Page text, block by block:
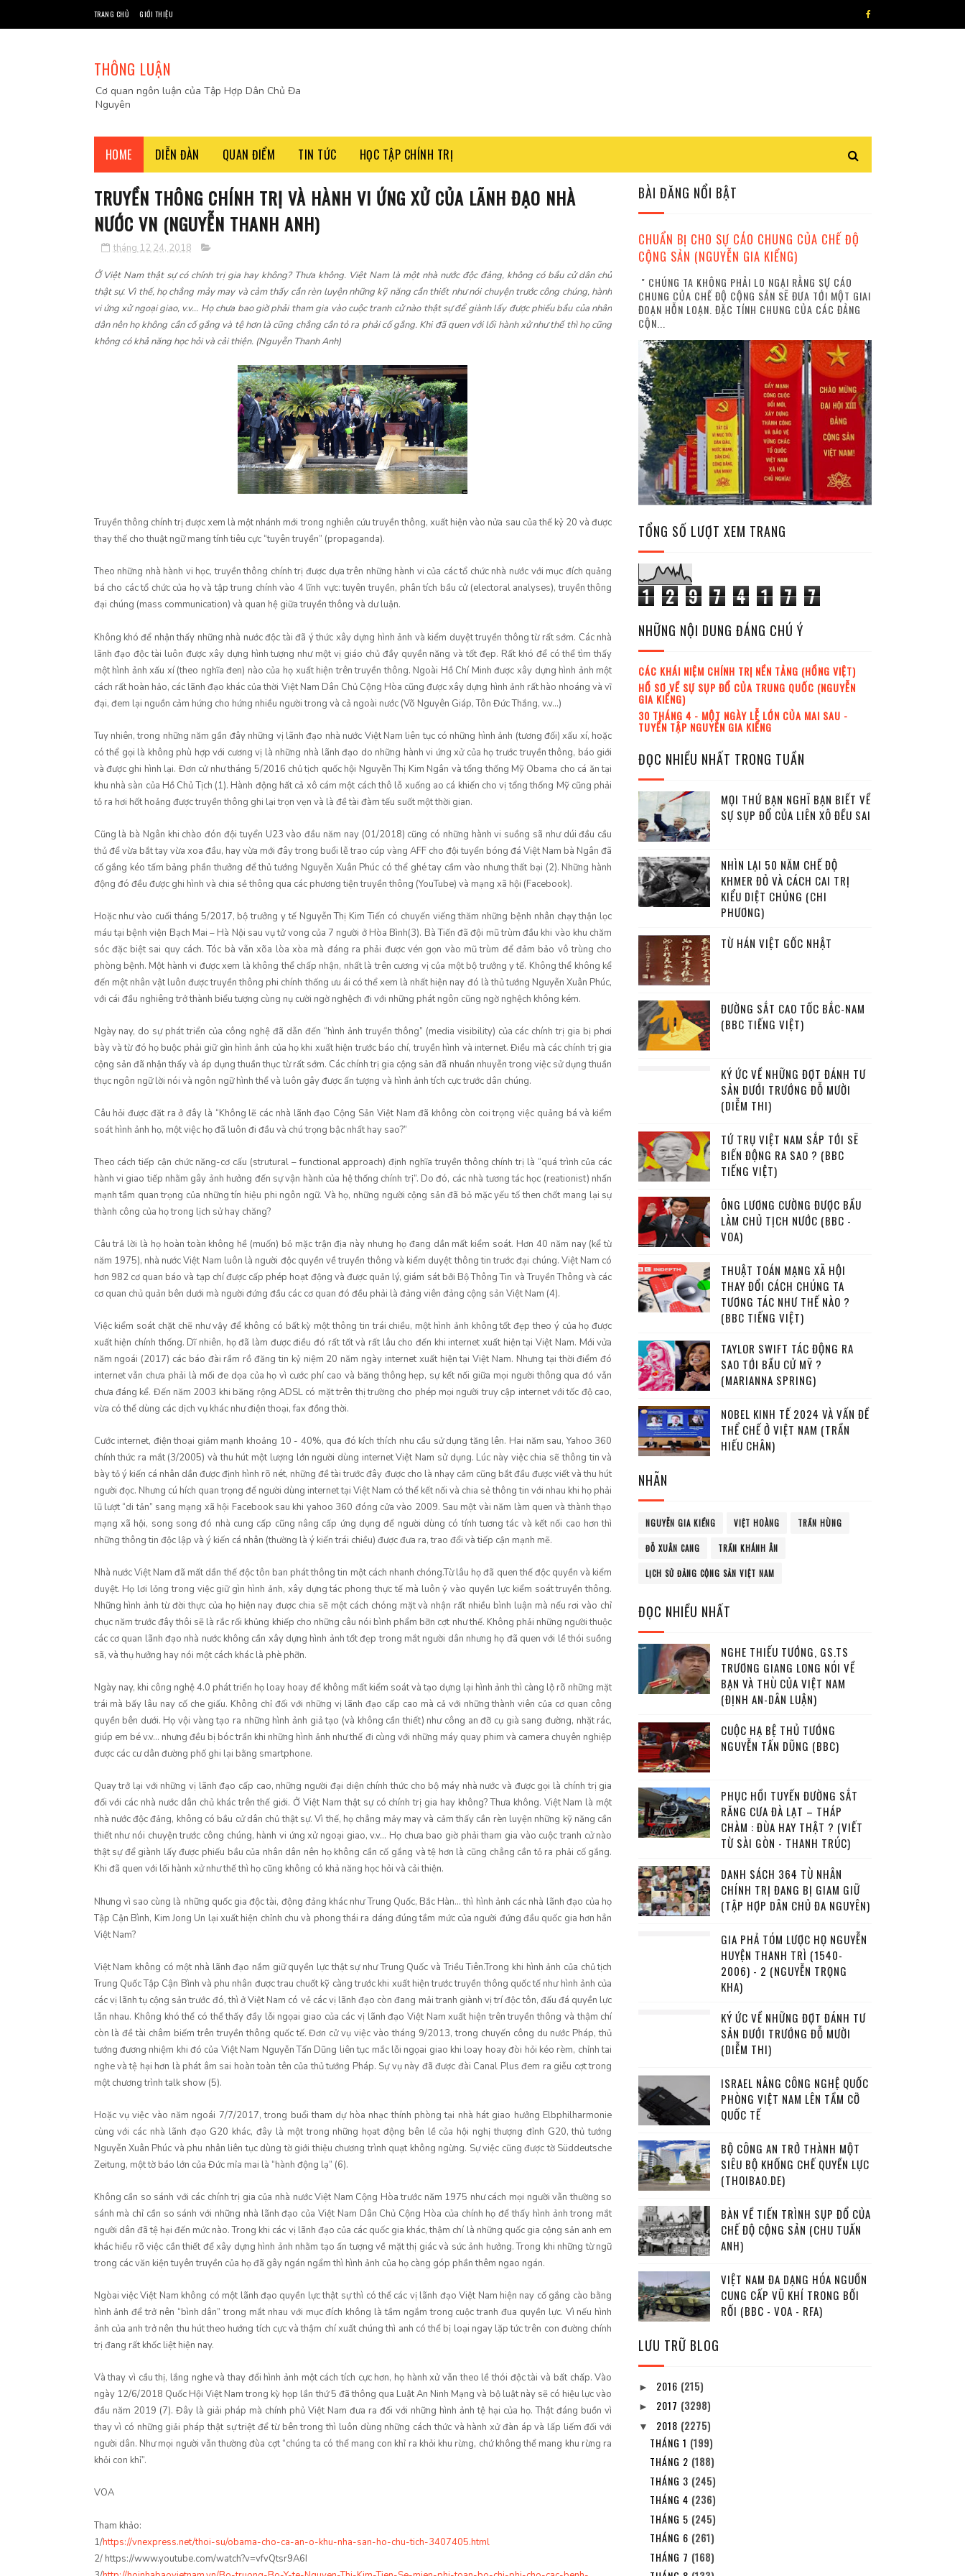
TRANG CHỦ GIỚI THIỆU
THÔNG LUẬN
Cơ quan ngôn luận của Tập Hợp Dân Chủ Đa
Nguyên
HOME DIỄN ĐÀN QUAN ĐIỂM TIN TỨC HỌC TẬP CHÍNH TRỊ
TRUYỀN THÔNG CHÍNH TRỊ VÀ HÀNH VI ỨNG XỬ CỦA LÃNH ĐẠO NHÀ
NƯỚC VN (NGUYỄN THANH ANH)
tháng 12 24, 2018
Ở Việt Nam thật sự có chính trị gia hay không? Thưa không. Việt Nam là một nhà nước độc đảng, không có bầu cử dân chủ
thật sự. Vì thế, họ chẳng mảy may và cảm thấy cần rèn luyện những kỹ năng cần thiết như nói chuyện trước công chúng, hành
vi ứng xử ngoại giao, v.v… Họ chưa bao giờ phải tham gia vào cuộc tranh cử nào thật sự để giành lấy được phiếu bầu của nhân
dân nên họ không cần cố gắng và tệ hơn là cũng chẳng cần tỏ ra phải cố gắng. Khi đã quen với lối hành xử như thế thì họ cũng
không có khả năng học hỏi và cải thiện. (Nguyễn Thanh Anh)
Truyền thông chính trị được xem là một nhánh mới trong nghiên cứu truyền thông, xuất hiện vào nửa sau của thế kỷ 20 và được
thay thế cho thuật ngữ mang tính tiêu cực “tuyên truyền” (propaganda).
Theo những nhà hành vi học, truyền thông chính trị được dựa trên những hành vi của các tổ chức nhà nước với mục đích quảng
bá cho các tổ chức của họ và tập trung chính vào 4 lĩnh vực: tuyên truyền, phân tích bầu cử (electoral analyses), truyền thông
đại chúng (mass communication) và quan hệ giữa truyền thông và dư luận.
Không khó để nhận thấy những nhà nước độc tài đã ý thức xây dựng hình ảnh và kiểm duyệt truyền thông từ rất sớm. Các nhà
lãnh đạo độc tài luôn được xây dựng hình tượng như một vị giáo chủ đầy quyền năng và tốt đẹp. Rất khó để có thể tìm thấy
một hình ảnh xấu xí (theo nghĩa đen) nào của họ xuất hiện trên truyền thông. Ngoài Hồ Chí Minh được xây dựng hình ảnh một
cách rất hoàn hảo, các lãnh đạo khác của thời Việt Nam Dân Chủ Cộng Hòa cũng được xây dựng hình ảnh rất hào nhoáng và vĩ
đại, đem lại nguồn cảm hứng cho hứng nhiều người trong và cả ngoài nước (Võ Nguyên Giáp, Tôn Đức Thắng, v.v…)
Tuy nhiên, trong những năm gần đây những vị lãnh đạo nhà nước Việt Nam liên tục có những hình ảnh (tương đối) xấu xí, hoặc
có thể gọi là không phù hợp với cương vị là những nhà lãnh đạo do những hành vi ứng xử của họ trước truyền thông, báo giới
và được ghi hình lại. Đơn cử như tháng 5/2016 chủ tịch quốc hội Nguyễn Thị Kim Ngân và tổng thống Mỹ Obama cho cá ăn tại
khu nhà sàn của Hồ Chủ Tịch (1). Hành động hất cả xô cám một cách thô lỗ xuống ao cá khiến cho vị tổng thống Mỹ cũng phải
tỏ ra hơi hốt hoảng được truyền thông ghi lại trọn vẹn và là đề tài đàm tếu suốt một thời gian.
Cũng là bà Ngân khi chào đón đội tuyển U23 vào đầu năm nay (01/2018) cũng có những hành vi suồng sã như dúi đầu cầu
thủ để vừa bắt tay vừa xoa đầu, hay vừa mới đây trong buổi lễ trao cúp vàng AFF cho đội tuyển bóng đá Việt Nam bà Ngân đã
cố gắng kéo tấm bảng phần thưởng để thủ tướng Nguyễn Xuân Phúc có thể ghé tay cầm vào nhưng thất bại (2). Những hành
động đó đều được ghi hình và chia sẻ thông qua các phương tiện truyền thông (YouTube) và mạng xã hội (Facebook).
Hoặc như vào cuối tháng 5/2017, bộ trưởng y tế Nguyễn Thị Kim Tiến có chuyến viếng thăm những bệnh nhân chạy thận lọc
máu tại bệnh viện Bạch Mai – Hà Nội sau vụ tử vong của 7 người ở Hòa Bình(3). Bà Tiến đã đội mũ trùm đầu khi vào khu chăm
sóc đặc biệt sai quy cách. Tóc bà vẫn xõa lòa xòa mà đáng ra phải được vén gọn vào mũ trùm để đảm bảo vô trùng cho
phòng bệnh. Một hành vi được xem là không thể chấp nhận, nhất là trên cương vị của một bộ trưởng y tế. Không thể không kể
đến một nhân vật luôn được truyền thông phi chính thống ưu ái có thể xem là nhất hiện nay đó là thủ tướng Nguyễn Xuân Phúc,
với cái đầu nghiêng trở thành biểu tượng cùng nụ cười ngờ nghệch đi với những phát ngôn cũng ngờ nghệch không kém.
Ngày nay, do sự phát triển của công nghệ đã dẫn đến “hình ảnh truyền thông” (media visibility) của các chính trị gia bị phơi
bày và từ đó họ buộc phải giữ gìn hình ảnh của họ khi xuất hiện trước báo chí, truyền hình và internet. Điều mà các chính trị gia
cộng sản đã nhận thấy và áp dụng thuần thục từ rất sớm. Các chính trị gia cộng sản đã nhuần nhuyễn trong việc sử dụng thuần
thục ngôn ngữ lời nói và ngôn ngữ hình thể và luôn gây được ấn tượng và hình ảnh tích cực trước dân chúng.
Câu hỏi được đặt ra ở đây là “Không lẽ các nhà lãnh đạo Cộng Sản Việt Nam đã không còn coi trọng việc quảng bá và kiểm
soát hình ảnh họ, một việc họ đã luôn đi đầu và chú trọng bậc nhất hay sao?”
Theo cách tiếp cận chức năng-cơ cấu (strutural – functional approach) định nghĩa truyền thông chính trị là “quá trình của các
hành vi giao tiếp nhằm gây ảnh hưởng đến sự vận hành của hệ thống chính trị”. Do đó, các nhà tương tác học (reationist) nhấn
mạnh tầm quan trọng của những tín hiệu phi ngôn ngữ. Và họ, những người cộng sản đã bỏ mặc yếu tố then chốt mang lại sự
thành công của họ trong lịch sử hay chăng?
Câu trả lời là họ hoàn toàn không hề (muốn) bỏ mặc trận địa này nhưng họ đang dần mất kiểm soát. Hơn 40 năm nay (kể từ
năm 1975), nhà nước Việt Nam luôn là người độc quyền về truyền thông và kiểm duyệt thông tin trước đại chúng. Việt Nam có
hơn 982 cơ quan báo và tạp chí được cấp phép hoạt động và được quản lý, giám sát bởi Bộ Thông Tin và Truyền Thông và các
cơ quan chủ quản bên dưới mà người đứng đầu các cơ quan đó đều phải là đảng viên đảng cộng sản Việt Nam (4).
Việc kiểm soát chặt chẽ như vậy để không có bất kỳ một thông tin trái chiều, một hình ảnh không tốt đẹp theo ý của họ được
xuất hiện chính thống. Dĩ nhiên, họ đã làm được điều đó rất tốt và rất lâu cho đến khi internet xuất hiện tại Việt Nam. Mới vửa
năm ngoái (2017) các báo đài rầm rồ đăng tin kỷ niệm 20 năm ngày internet xuất hiện tại Việt Nam. Nhưng tại thời điểm đó
internet vẫn chưa phải là mối đe dọa của họ vì cước phí cao và băng thông hẹp, sự kết nối giữa mọi người thông qua đó vẫn
chưa đáng kể. Đến năm 2003 khi băng rộng ADSL có mặt trên thị trường cho phép mọi người truy cập internet với tốc độ cao,
vừa có thể dùng các dịch vụ khác như điện thoại, fax đồng thời.
Cước internet, điện thoại giảm mạnh khoảng 10 - 40%, qua đó kích thích nhu cầu sử dụng tăng lên. Hai năm sau, Yahoo 360
chính thức ra mắt (3/2005) và thu hút một lượng lớn người dùng internet Việt Nam sử dụng. Lúc này việc chia sẽ thông tin và
bày tỏ ý kiến cá nhân dần được định hình rõ nét, những đề tài trước đây được cho là nhạy cảm cũng bắt đầu được viết và thu hút
người đọc. Nhưng cú hích quan trọng để người dùng internet tại Việt Nam có thể kết nối và chia sẻ thông tin với nhau khi họ phải
lũ lượt “di tản” sang mạng xã hội Facebook sau khi yahoo 360 đóng cửa vào 2009. Sau một vài năm làm quen và thành thạo
mạng xã hội, song song đó nhà cung cấp cũng nâng cấp ứng dụng để người dùng có tính tương tác và kết nối cao hơn thì
những thông tin độc lập và ý kiến cá nhân (thường là ý kiến trái chiều) được đưa ra, trao đổi và tiếp cận mạnh mẽ.
Nhà nước Việt Nam đã mất dần thế độc tôn ban phát thông tin một cách nhanh chóng.Từ lâu họ đã quen thế độc quyền và kiểm
duyệt. Họ lơi lỏng trong việc giữ gìn hình ảnh, xây dựng tác phong thực tế mà luôn ỷ vào quyền lực kiểm soát truyền thông.
Những hình ảnh từ đời thực của họ hiện nay được chia sẽ một cách chóng mặt và nhận rất nhiều bình luận mà nếu rơi vào chỉ
chục năm trước đây thôi sẽ là rắc rối khủng khiếp cho những câu nói bình phẩm bỡn cợt như thế. Không phải những người thuộc
các cơ quan lãnh đạo nhà nước không cần xây dựng hình ảnh tốt đẹp trong mắt người dân nhưng họ đã quen với lề thói suồng
sã, và thụ hưởng hay nói một cách khác là phè phỡn.
Ngày nay, khi công nghệ 4.0 phát triển họ loay hoay để không mất kiểm soát và tạo dựng lại hình ảnh thì càng lộ rõ những mặt
trái mà bấy lâu nay cố che giấu. Không chỉ đối với những vị lãnh đạo cấp cao mà cả với những thành viên của cơ quan công
quyền bên dưới. Họ vội vàng tạo ra những hình ảnh giả tạo (và không cần thiết) như công an đỡ cụ già sang đường, nhặt rác,
giúp em bé v.v… nhưng đều bị bóc trần khi những hình ảnh như thế đi cùng với những máy quay phim và camera chuyên nghiệp
được các cư dân đường phố ghi lại bằng smartphone.
Quay trở lại với những vị lãnh đạo cấp cao, những người đại diện chính thức cho bộ máy nhà nước và được gọi là chính trị gia
đối với các nhà nước dân chủ khác trên thế giới. Ở Việt Nam thật sự có chính trị gia hay không? Thưa không. Việt Nam là một
nhà nước độc đảng, không có bầu cử dân chủ thật sự. Vì thế, họ chẳng mảy may và cảm thấy cần rèn luyện những kỹ năng cần
thiết như nói chuyện trước công chúng, hành vi ứng xử ngoại giao, v.v… Họ chưa bao giờ phải tham gia vào cuộc tranh cử nào
thật sự để giành lấy được phiếu bầu của nhân dân nên họ không cần cố gắng và tệ hơn là cũng chẳng cần tỏ ra phải cố gắng.
Khi đã quen với lối hành xử như thế thì họ cũng không có khả năng học hỏi và cải thiện.
Nhưng vì sao cùng là những quốc gia độc tài, động đảng khác như Trung Quốc, Bắc Hàn… thì hình ảnh các nhà lãnh đạo của họ
Tập Cận Bình, Kim Jong Un lại xuất hiện chỉnh chu và phong thái ra dáng đúng tầm mức của người đứng đầu quốc gia hơn hẳn
Việt Nam?
Việt Nam không có một nhà lãnh đạo nắm giữ quyền lực thật sự như Trung Quốc và Triều Tiên.Trong khi hình ảnh của chủ tịch
Trung Quốc Tập Cận Bình và phu nhân được trau chuốt kỹ càng trước khi xuất hiện trước truyền thông quốc tế như hình ảnh của
các vị lãnh tụ cộng sản trước đó, thì ở Việt Nam có vẻ các vị lãnh đạo còn đang mải tranh giành vị trí độc tôn, đấu đá quyền lực
lẫn nhau. Không khó thể có thể thấy đầy lỗi ngọai giao của các vị lãnh đạo Việt Nam xuất hiện trên truyền thông và thậm chí
còn là đề tài châm biếm trên truyền thông quốc tế. Đơn cử vụ việc vào tháng 9/2013, trong chuyến công du nước Pháp, thủ
tướng đương nhiệm khi đó của Việt Nam Nguyễn Tấn Dũng liên tục mắc lỗi ngọai giao khi loay hoay đòi hỏi kéo rèm, chỉnh tai
nghe và tệ hại hơn là phát âm sai hoàn toàn tên của thủ tướng Pháp. Sự vụ này đã được đài Canal Plus đem ra giễu cợt trong
một chương trình talk show (5).
Hoặc vụ việc vào năm ngoái 7/7/2017, trong buổi tham dự hòa nhạc thính phòng tại nhà hát giao hưởng Elbphilharmonie
cùng với các nhà lãnh đạo G20 khác, đây là một trong những họat động bên lề của hội nghị thượng đỉnh G20, thủ tướng
Nguyễn Xuân Phúc và phu nhân liên tục dùng tờ giới thiệu chương trình quạt không ngừng. Sự việc cũng được tờ Süddeutsche
Zeitung, một tờ báo lớn của Đức mỉa mai là “hành động lạ” (6).
Không cần so sánh với các chính trị gia của nhà nước Việt Nam Cộng Hòa trước năm 1975 như cách mọi người vẫn thường so
sánh mà chỉ cần so sánh với những nhà lãnh đạo của Việt Nam Dân Chủ Cộng Hòa của chính họ để thấy hình ảnh trong mắt
người dân đã tệ hại đến mức nào. Trong khi các vị lãnh đạo của các quốc gia khác, thậm chí là những quốc gia cộng sản anh em
khác hiểu rõ việc cần thiết để xây dựng hình ảnh nhằm tạo ấn tượng về mặt thị giác và sức ảnh hưởng. Trong khi những từ ngữ
trong các văn kiện tuyên truyền của họ đã gây ngán ngẩm thì hình ảnh của họ càng góp phần thêm ngao ngán.
Ngòai việc Việt Nam không có một lãnh đạo quyền lực thật sự thì có thể các vị lãnh đạo Việt Nam hiện nay cố gắng cào bằng
hình ảnh để trở nên “bình dân” trong mắt nhau với mục đích không là tầm ngắm trong cuộc tranh đua quyền lực. Vì nếu hình
ảnh của anh trở nên thu hút theo hướng tích cực và thậm chí xuất chúng thì anh có thể bị loại ngay lặp tức trên con đường chính
trị đang rất khốc liệt hiện nay.
Và thay vì cầu thị, lắng nghe và thay đổi hình ảnh một cách tích cực hơn, họ hành xử vẫn theo lề thói độc tài và bất chấp. Vào
ngày 12/6/2018 Quốc Hội Việt Nam trong kỳ họp lần thứ 5 đã thông qua Luật An Ninh Mạng và bộ luật này sẽ có hiệu lực vào
đầu năm 2019 (7). Đây là giải pháp mà chính phủ Việt Nam đưa ra đối với những hình ảnh tệ hại của họ. Thật đáng buồn vì
thay vì có những giải pháp thật sự triệt để từ bên trong thì luôn dùng những cách thức và hành xử đàn áp và lấp liếm đối với
người dân. Như mọi người vẫn thường đùa cợt “chúng ta có thể mang con khỉ ra khỏi khu rừng, chứ không thể mang khu rừng ra
khỏi con khỉ”.
VOA
Tham khảo:
1/https://vnexpress.net/thoi-su/obama-cho-ca-an-o-khu-nha-san-ho-chu-tich-3407405.html
2/ https://www.youtube.com/watch?v=vfvQtsr9A6I
BÀI ĐĂNG NỔI BẬT
CHUẨN BỊ CHO SỰ CÁO CHUNG CỦA CHẾ ĐỘ
CỘNG SẢN (NGUYỄN GIA KIỂNG)
" CHÚNG TA KHÔNG PHẢI LO NGẠI RẰNG SỰ CÁO
CHUNG CỦA CHẾ ĐỘ CỘNG SẢN SẼ ĐƯA TỚI MỘT GIAI
ĐOẠN HỖN LOẠN. ĐẶC TÍNH CHUNG CỦA CÁC ĐẢNG
CỘN...
TỔNG SỐ LƯỢT XEM TRANG
1 2 9 7 4 1 7 7
NHỮNG NỘI DUNG ĐÁNG CHÚ Ý
CÁC KHÁI NIỆM CHÍNH TRỊ NỀN TẢNG (HỒNG VIỆT)
HỒ SƠ VỀ SỰ SỤP ĐỔ CỦA TRUNG QUỐC (NGUYỄN
GIA KIỂNG)
30 THÁNG 4 - MỘT NGÀY LỄ LỚN CỦA MAI SAU -
TUYỂN TẬP NGUYỄN GIA KIỂNG
ĐỌC NHIỀU NHẤT TRONG TUẦN
MỌI THỨ BẠN NGHĨ BẠN BIẾT VỀ
SỰ SỤP ĐỔ CỦA LIÊN XÔ ĐỀU SAI
NHÌN LẠI 50 NĂM CHẾ ĐỘ
KHMER ĐỎ VÀ CÁCH CAI TRỊ
KIỂU DIỆT CHỦNG (CHI
PHƯƠNG)
TỪ HÁN VIỆT GỐC NHẬT
ĐƯỜNG SẮT CAO TỐC BẮC-NAM
(BBC TIẾNG VIỆT)
KÝ ỨC VỀ NHỮNG ĐỢT ĐÁNH TƯ
SẢN DƯỚI TRƯỚNG ĐỖ MƯỜI
(DIỄM THI)
TỨ TRỤ VIỆT NAM SẮP TỚI SẼ
BIẾN ĐỘNG RA SAO ? (BBC
TIẾNG VIỆT)
ÔNG LƯƠNG CƯỜNG ĐƯỢC BẦU
LÀM CHỦ TỊCH NƯỚC (BBC -
VOA)
THUẬT TOÁN MẠNG XÃ HỘI
THAY ĐỔI CÁCH CHÚNG TA
TƯƠNG TÁC NHƯ THẾ NÀO ?
(BBC TIẾNG VIỆT)
TAYLOR SWIFT TÁC ĐỘNG RA
SAO TỚI BẦU CỬ MỸ ?
(MARIANNA SPRING)
NOBEL KINH TẾ 2024 VÀ VẤN ĐỀ
THỂ CHẾ Ở VIỆT NAM (TRẦN
HIẾU CHÂN)
NHÃN
NGUYỄN GIA KIỂNG VIỆT HOÀNG TRẦN HÙNG
ĐỖ XUÂN CANG TRẦN KHÁNH ÂN
LỊCH SỬ ĐẢNG CỘNG SẢN VIỆT NAM
ĐỌC NHIỀU NHẤT
NGHE THIẾU TƯỚNG, GS.TS
TRƯƠNG GIANG LONG NÓI VỀ
BẠN VÀ THÙ CỦA VIỆT NAM
(ĐỊNH AN-DÂN LUẬN)
CUỘC HẠ BỆ THỦ TƯỚNG
NGUYỄN TẤN DŨNG (BBC)
PHỤC HỒI TUYẾN ĐƯỜNG SẮT
RĂNG CƯA ĐÀ LẠT – THÁP
CHÀM : ĐÙA HAY THẬT ? (VIẾT
TỪ SÀI GÒN - THANH TRÚC)
DANH SÁCH 364 TÙ NHÂN
CHÍNH TRỊ ĐANG BỊ GIAM GIỮ
(TẬP HỢP DÂN CHỦ ĐA NGUYÊN)
GIA PHẢ TÓM LƯỢC HỌ NGUYỄN
HUYỆN THANH TRÌ (1540-
2006) - 2 (NGUYỄN TRỌNG
KHA)
KÝ ỨC VỀ NHỮNG ĐỢT ĐÁNH TƯ
SẢN DƯỚI TRƯỚNG ĐỖ MƯỜI
(DIỄM THI)
ISRAEL NÂNG CÔNG NGHỆ QUỐC
PHÒNG VIỆT NAM LÊN TẦM CỠ
QUỐC TẾ
BỘ CÔNG AN TRỞ THÀNH MỘT
SIÊU BỘ KHỐNG CHẾ QUYỀN LỰC
(THOIBAO.DE)
BÀN VỀ TIẾN TRÌNH SỤP ĐỔ CỦA
CHẾ ĐỘ CỘNG SẢN (CHU TUẤN
ANH)
VIỆT NAM ĐA DẠNG HÓA NGUỒN
CUNG CẤP VŨ KHÍ TRONG BỐI
RỐI (BBC - VOA - RFA)
LƯU TRỮ BLOG
► 2016 (215)
► 2017 (3298)
▼ 2018 (2275)
THÁNG 1 (199)
THÁNG 2 (188)
THÁNG 3 (245)
THÁNG 4 (236)
THÁNG 5 (245)
THÁNG 6 (261)
THÁNG 7 (168)